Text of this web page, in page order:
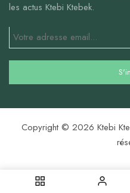
les actus Ktebi Ktebek.
Copyright © 2026 Ktebi